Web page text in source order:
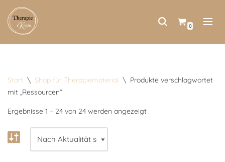
Zum
0
Start \ Shop für Therapiematerial \ Produkte verschlagwortet
mit „Ressourcen“
Ergebnisse 1 – 24 von 24 werden angezeigt